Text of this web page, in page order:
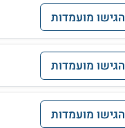
הגישו מועמדות
הגישו מועמדות
הגישו מועמדות